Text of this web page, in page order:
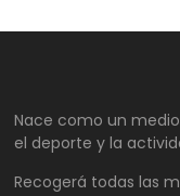
Nace como un
el deporte y la
Recogerá todas las